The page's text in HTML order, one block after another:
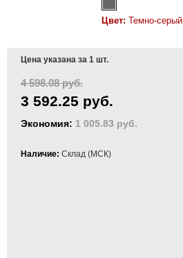
Цвет: Темно-серый
Цена указана за 1 шт.
4 598.08 руб.
3 592.25 руб.
Экономия: 1 005.83 руб.
Наличие: Склад (МСК)